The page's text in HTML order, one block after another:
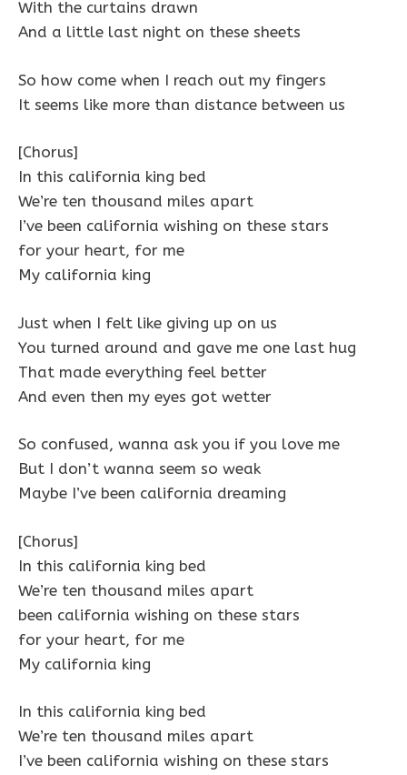
With the curtains drawn
And a little last night on these sheets
So how come when I reach out my fingers
It seems like more than distance between us
[Chorus]
In this california king bed
We’re ten thousand miles apart
I’ve been california wishing on these stars
for your heart, for me
My california king
Just when I felt like giving up on us
You turned around and gave me one last hug
That made everything feel better
And even then my eyes got wetter
So confused, wanna ask you if you love me
But I don’t wanna seem so weak
Maybe I’ve been california dreaming
[Chorus]
In this california king bed
We’re ten thousand miles apart
been california wishing on these stars
for your heart, for me
My california king
In this california king bed
We’re ten thousand miles apart
I’ve been california wishing on these stars